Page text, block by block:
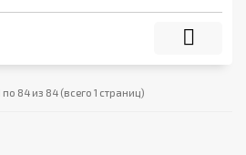
по 84 из 84 (всего 1 страниц)